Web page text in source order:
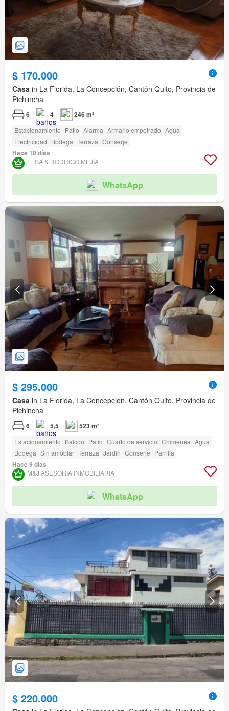
$ 170.000
Casa in La Florida, La Concepción, Cantón Quito, Provincia de
Pichincha
6 4 246 m²
Estacionamiento Patio Alarma Armario empotrado Agua
Electricidad Bodega Terraza Conserje
Hace 10 días
ELSA & RODRIGO MEJÍA
WhatsApp
$ 295.000
Casa in La Florida, La Concepción, Cantón Quito, Provincia de
Pichincha
6 5,5 523 m²
Estacionamiento Balcón Patio Cuarto de servicio Chimenea Agua
Bodega Sin amoblar Terraza Jardín Conserje Parrilla
Hace 9 días
M&J ASESORIA INMOBILIARIA
WhatsApp
$ 220.000